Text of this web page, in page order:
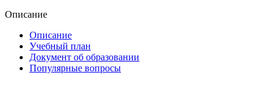
Описание
Описание
Учебный план
Документ об образовании
Популярные вопросы